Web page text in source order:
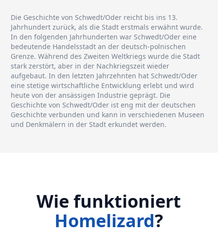
Die Geschichte von Schwedt/Oder reicht bis ins 13.
Jahrhundert zurück, als die Stadt erstmals erwähnt wurde.
In den folgenden Jahrhunderten war Schwedt/Oder eine
bedeutende Handelsstadt an der deutsch-polnischen
Grenze. Während des Zweiten Weltkriegs wurde die Stadt
stark zerstört, aber in der Nachkriegszeit wieder
aufgebaut. In den letzten Jahrzehnten hat Schwedt/Oder
eine stetige wirtschaftliche Entwicklung erlebt und wird
heute von der ansässigen Industrie geprägt. Die
Geschichte von Schwedt/Oder ist eng mit der deutschen
Geschichte verbunden und kann in verschiedenen Museen
und Denkmälern in der Stadt erkundet werden.
Wie funktioniert
Homelizard?